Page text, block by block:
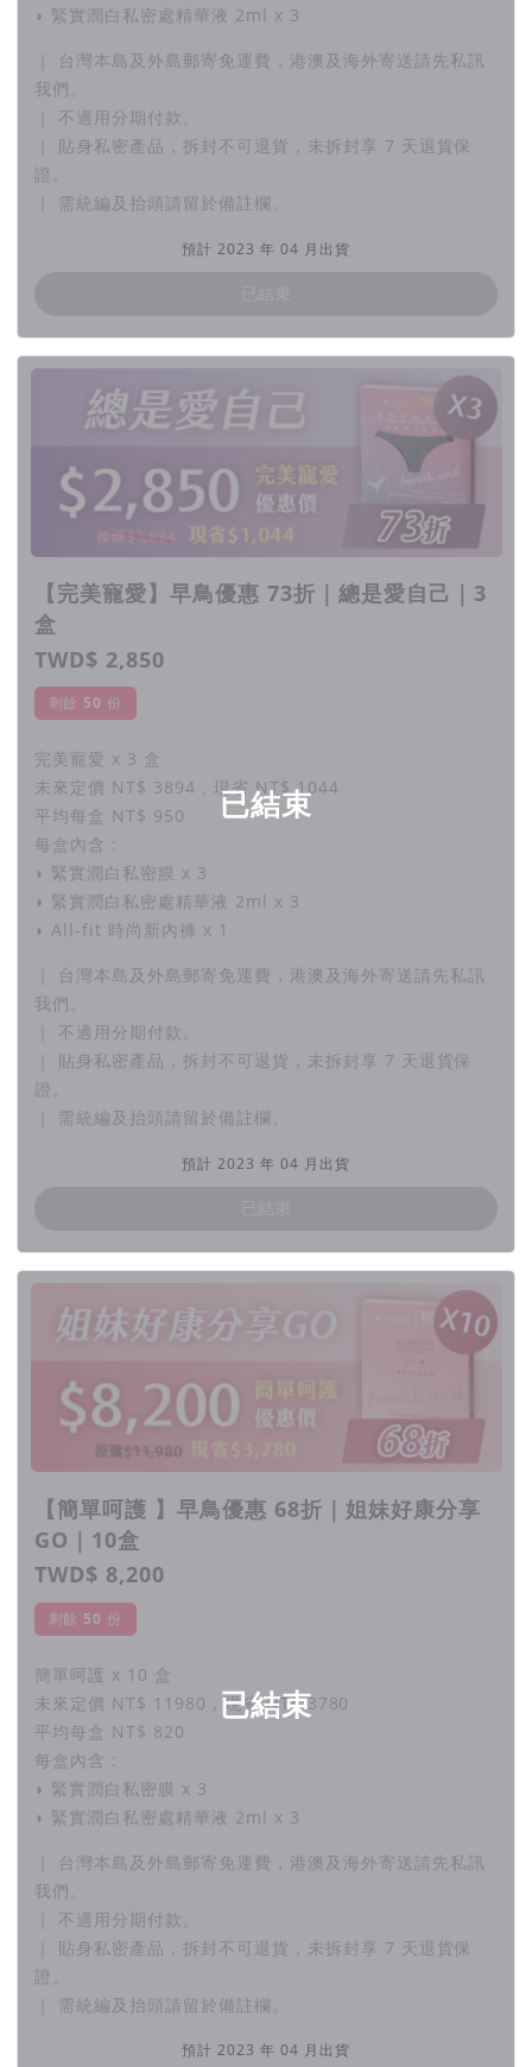
▉ 澳洲超級水果 卡卡杜果
維他命C是柳橙含量的100倍，植物活性協助膠原蛋白生
成，淨白與改善暗沈的最佳拍檔！
▉ 冰島雨生紅球藻
北極冰霜滋養，凍原下的自然禮讚，純淨緊緻淡化皺
防止老化保濕精萃，改善膚色不均。
▉ 熊果素
淡化斑點與黑色素，自然感的嫩淨瑩潤。
▉ 玻尿酸
絕對經典的保養成分，給你極致鎖水的柔嫩光滑。
▉ 蔓越莓
提升私密處防護力，培養健康有感的平衡體質。
平衡私密菌叢，對抗白色念珠菌，還你本真清爽氣息。
▉ 功能簡介：
保養私密肌膚的穿戴式面膜。
密菌叢，減少異味；蔓越莓成分提升防護力，讓私密處
健康漂亮。
美白緊實保濕效果，維持私密處潔白緊緻，鎖水淡化皺
每周建議用2次以上，每次20~30分鐘達到最佳效果。
▉ 輕鬆保養：
只需將私密膜貼在內褲上，瞬間保養上線，像使用護墊
一樣方便。用完撕下即可丟棄，乾淨不沾手，享受無拘
▎贊助方案
◗ 緊實潤白私密處精華液 2ml x 3
｜ 台灣本島及外島郵寄免運費，港澳及海外寄送請先私訊
我們。
｜ 不適用分期付款。
｜ 貼身私密產品，拆封不可退貨，未拆封享 7 天退貨保
證。
｜ 需統編及抬頭請留於備註欄。
預計 2023 年 04 月出貨
已結束
【完美寵愛】早鳥優惠 73折｜總是愛自己｜3
盒
TWD$ 2,850
剩餘 50 份
完美寵愛 x 3 盒
未來定價 NT$ 3894，現省 NT$ 1044
平均每盒 NT$ 950
每盒內含 :
◗ 緊實潤白私密膜 x 3
◗ 緊實潤白私密處精華液 2ml x 3
◗ All-fit 時尚新內褲 x 1
｜ 台灣本島及外島郵寄免運費，港澳及海外寄送請先私訊
我們。
｜ 不適用分期付款。
｜ 貼身私密產品，拆封不可退貨，未拆封享 7 天退貨保
證。
｜ 需統編及抬頭請留於備註欄。
預計 2023 年 04 月出貨
已結束
【簡單呵護 】早鳥優惠 68折｜姐妹好康分享
GO｜10盒
TWD$ 8,200
剩餘 50 份
簡單呵護 x 10 盒
未來定價 NT$ 11980，現省 NT$ 3780
平均每盒 NT$ 820
每盒內含 :
◗ 緊實潤白私密膜 x 3
◗ 緊實潤白私密處精華液 2ml x 3
｜ 台灣本島及外島郵寄免運費，港澳及海外寄送請先私訊
我們。
｜ 不適用分期付款。
｜ 貼身私密產品，拆封不可退貨，未拆封享 7 天退貨保
證。
｜ 需統編及抬頭請留於備註欄。
預計 2023 年 04 月出貨